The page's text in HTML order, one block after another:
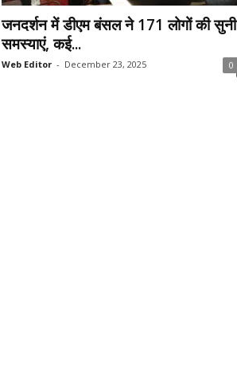
जनदर्शन में डीएम बंसल ने 171 लोगों की सुनी
समस्याएं, कई...
Web Editor - December 23, 2025 0